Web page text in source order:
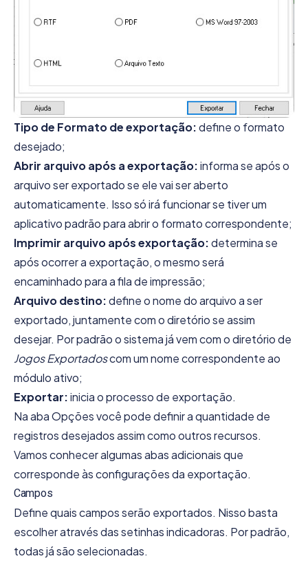
Tipo de Formato de exportação:define o formato
desejado;
Abrir arquivo após a exportação:informa se após o
arquivo ser exportado se ele vai ser aberto
automaticamente. Isso só irá funcionar se tiver um
aplicativo padrão para abrir o formato correspondente;
Imprimir arquivo após exportação:determina se
após ocorrer a exportação, o mesmo será
encaminhado para a fila de impressão;
Arquivo destino:define o nome do arquivo a ser
exportado, juntamente com o diretório se assim
desejar. Por padrão o sistema já vem com o diretório de
Jogos Exportadoscom um nome correspondente ao
módulo ativo;
Exportar:inicia o processo de exportação.
Na aba Opções você pode definir a quantidade de
registros desejados assim como outros recursos.
Vamos conhecer algumas abas adicionais que
corresponde às configurações da exportação.
Campos
Define quais campos serão exportados. Nisso basta
escolher através das setinhas indicadoras. Por padrão,
todas já são selecionadas.